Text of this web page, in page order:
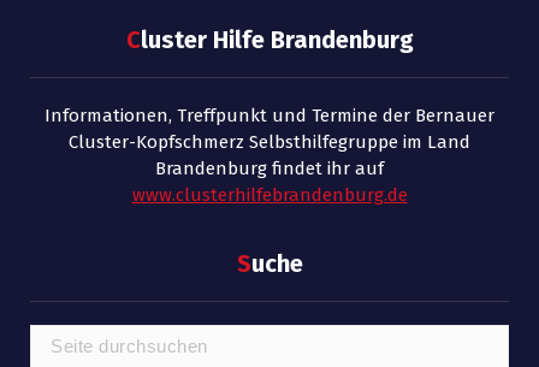
Cluster Hilfe Brandenburg
Informationen, Treffpunkt und Termine der Bernauer
Cluster-Kopfschmerz Selbsthilfegruppe im Land
Brandenburg findet ihr auf
www.clusterhilfebrandenburg.de
Suche